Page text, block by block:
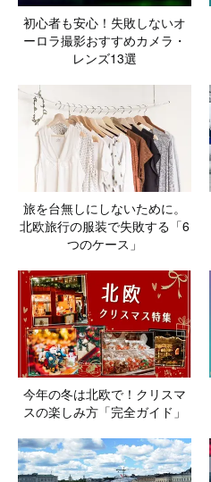
初心者も安心！失敗しないオ
ーロラ撮影おすすめカメラ・
レンズ13選
旅を台無しにしないために。
北欧旅行の服装で失敗する「6
つのケース」
今年の冬は北欧で！クリスマ
スの楽しみ方「完全ガイド」